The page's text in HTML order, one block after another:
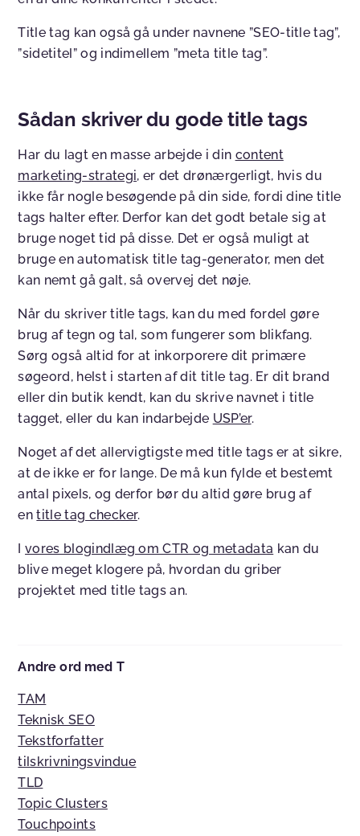
Title tag kan også gå under navnene ”SEO-title tag”,
”sidetitel” og indimellem ”meta title tag”.
Sådan skriver du gode title tags
Har du lagt en masse arbejde i din content
marketing-strategi, er det drønærgerligt, hvis du
ikke får nogle besøgende på din side, fordi dine title
tags halter efter. Derfor kan det godt betale sig at
bruge noget tid på disse. Det er også muligt at
bruge en automatisk title tag-generator, men det
kan nemt gå galt, så overvej det nøje.
Når du skriver title tags, kan du med fordel gøre
brug af tegn og tal, som fungerer som blikfang.
Sørg også altid for at inkorporere dit primære
søgeord, helst i starten af dit title tag. Er dit brand
eller din butik kendt, kan du skrive navnet i title
tagget, eller du kan indarbejde USP’er.
Noget af det allervigtigste med title tags er at sikre,
at de ikke er for lange. De må kun fylde et bestemt
antal pixels, og derfor bør du altid gøre brug af
entitle tag checker.
Ivores blogindlæg om CTR og metadata kan du
blive meget klogere på, hvordan du griber
projektet med title tags an.
Andre ord med T
TAM
Teknisk SEO
Tekstforfatter
tilskrivningsvindue
TLD
Topic Clusters
Touchpoints